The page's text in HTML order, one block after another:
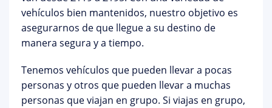
vehículos bien mantenidos, nuestro objetivo es
asegurarnos de que llegue a su destino de
manera segura y a tiempo.
Tenemos vehículos que pueden llevar a pocas
personas y otros que pueden llevar a muchas
personas que viajan en grupo. Si viajas en grupo,